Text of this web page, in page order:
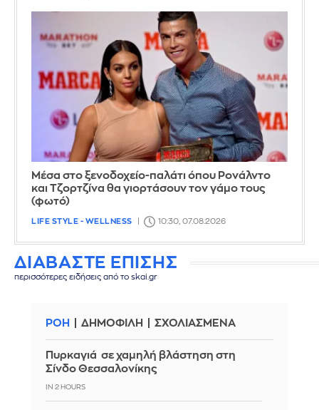
Μέσα στο ξενοδοχείο-παλάτι όπου Ρονάλντο
και Τζορτζίνα θα γιορτάσουν τον γάμο τους
(φωτό)
LIFE STYLE - WELLNESS 10:30, 07.08.2026
ΔΙΑΒΑΣΤΕ ΕΠΙΣΗΣ
περισσότερες ειδήσεις από το skai.gr
ΡΟΗ ΔΗΜΟΦΙΛΗ ΣΧΟΛΙΑΣΜΕΝΑ
Πυρκαγιά σε χαμηλή βλάστηση στη
Σίνδο Θεσσαλονίκης
IN 2 HOURS